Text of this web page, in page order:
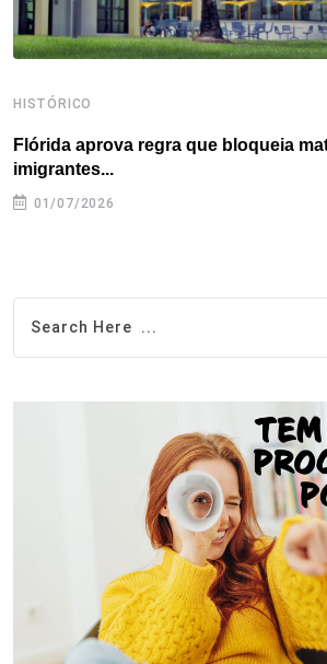
HISTÓRICO
Flórida aprova regra que bloqueia
imigrantes...
01/07/2026